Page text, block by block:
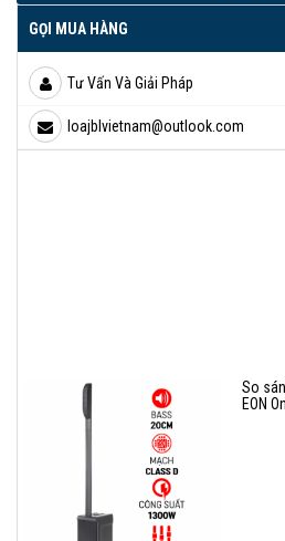
GỌI MUA HÀNG
Tư Vấn Và Giải Pháp
loajblvietnam@outlook.com
So
EON